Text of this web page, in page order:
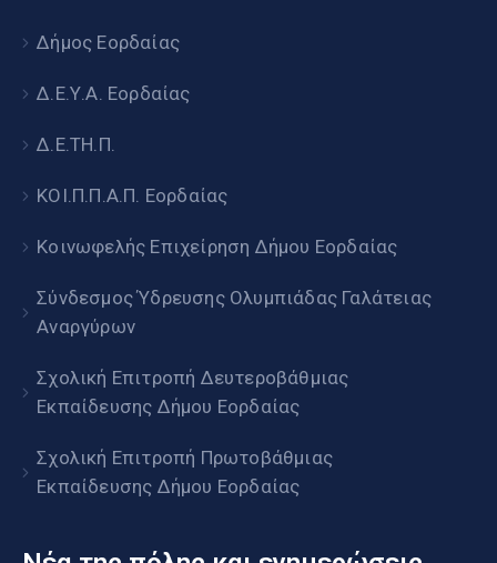
Δήμος Εορδαίας
Δ.Ε.Υ.Α. Εορδαίας
Δ.Ε.ΤΗ.Π.
ΚΟΙ.Π.Π.Α.Π. Εορδαίας
Κοινωφελής Επιχείρηση Δήμου Εορδαίας
Σύνδεσμος Ύδρευσης Ολυμπιάδας Γαλάτειας
Αναργύρων
Σχολική Επιτροπή Δευτεροβάθμιας
Εκπαίδευσης Δήμου Εορδαίας
Σχολική Επιτροπή Πρωτοβάθμιας
Εκπαίδευσης Δήμου Εορδαίας